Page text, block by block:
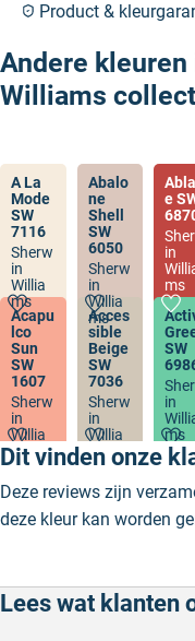
Product &
Andere kleuren
Williams
A La
Mode
SW
7116
Sherw
in
Willia
ms
Abalo
ne
Shell
SW
6050
Sherw
in
Willia
ms
e
in
ms
Acapu
lco
Sun
SW
1607
Sherw
in
Willia
ms
Acces
sible
Beige
SW
7036
Sherw
in
Willia
ms
SW
in
ms
Dit vinden onze
Deze reviews zijn
deze kleur kan worden
Lees wat klanten